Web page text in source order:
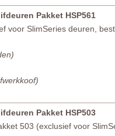
Pakket HSP561
voor SlimSeries deuren,
Pakket HSP503
503 (exclusief voor